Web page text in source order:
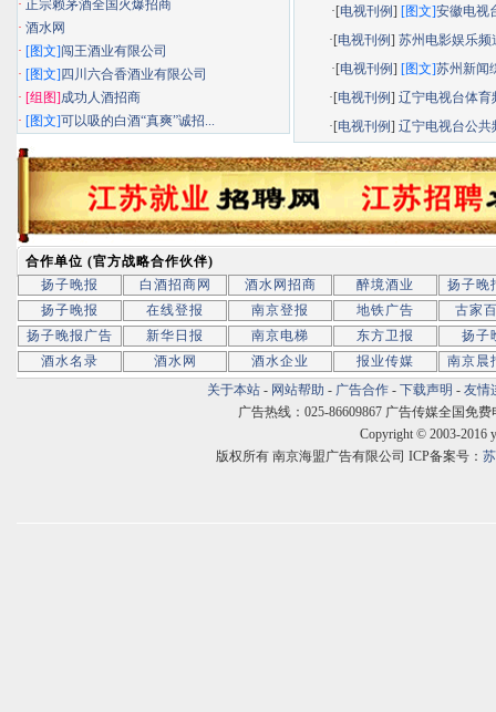
·[电视刊例] [图文]安徽电视
·[电视刊例]苏州电影娱乐频
·[电视刊例] [图文]苏州新闻
·[电视刊例]辽宁电视台体育
·[电视刊例]辽宁电视台公共
· 正宗赖茅酒全国火爆招商
· 酒水网
· [图文]闯王酒业有限公司
· [图文] 四川六合香酒业有限公司
· [组图]成功人酒招商
· [图文]可以吸的白酒“真爽”诚招...
合作单位 (官方战略合作伙伴)
扬子晚报
白酒招商网 酒水网招商 醉境酒业
扬子晚
扬子晚报
在线登报 南京登报 地铁广告
古家
扬子晚报广告
新华日报 南京电梯 东方卫报
扬子
酒水名录
酒水网 酒水企业 报业传媒
南京晨
关于本站 - 网站帮助 - 广告合作 - 下载声明 - 友情
广告热线：025-86609867 广告传媒全国免费
Copyright © 2003-2016
版权所有 南京海盟广告有限公司 ICP备案号：